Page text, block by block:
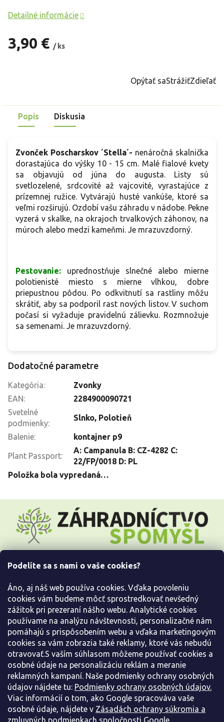
Podelíte sa s nami o vaše cookies?
Áno, aj náš web používa cookies. Vďaka povoleniu
cookies vám budeme môcť sprostredkovať nevšedný
zážitok pri prezeraní nášho webu. Analytické cookies
používame na analýzu návštevnosti, personalizačné nám
pomáhajú s prispôsobením webu a vďaka marketingovým
cookies sa vám zobrazia také reklamy, ktoré vás nebudú
otravovať.S vaším súhlasom môžeme používať cookies a
osobné údaje na personalizáciu reklám a meranie
reklamných kampaní. Naše podmienky ochrany osobných
údajov nájdete tu: Podmienky ochrany osobných údajov.
Viac informácií o tom, ako Google spracováva vaše
osobné údaje, nájdete v Zásadách ochrany súkromia a
zmluvných podmienkach spoločnosti Google.
3,90 € / ks
Detailné informácie
Opýtať saStrážiťZdieľať
Popis Diskusia
Zvonček Poscharskov ´Stella´- nenáročná skalnička
dorastajúca do výšky 10 - 15 cm. Malé fialové kvety
sa objavujú od júna do augusta. Listy sú
svetlozelené, srdcovité až vajcovité, vyrastajúce z
prízemnej ružice. Vytvárajú husté vankúše, ktoré sa
veľmi rozširujú. Ozdobí vašu záhradu v nádobe. Pekne
vyzerá v skalke, na okrajoch trvalkových záhonov, na
múroch alebo medzi kameňmi. Je mrazuvzdorný.
Pestovanie: uprednostňuje slnečné alebo mierne
polotienisté miesto s mierne vlhkou, dobre
priepustnou pôdou. Po odkvitnutí sa rastliny môžu
skrátiť, aby sa podporil rast nových listov. V suchom
počasí si vyžaduje pravidelnú zálievku. Rozmnožuje
sa semenami. Je mrazuvzdorný.
Dodatočné parametre
Kategória:
Zvonky
EAN:
2284900090721
Svetelné
podmienky:
Slnko, Polotieň
Balenie: kontajner p9
Plant Passport:
A: Campanula B: CZ-4282 C:
22/FP/0018 D: PL
Položka bola vypredaná…
t
Informácie pre Vás
Kontaktujte nás